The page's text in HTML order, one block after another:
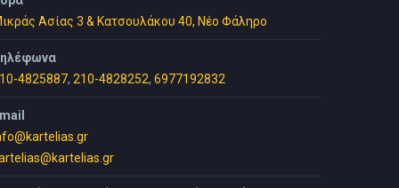
Ασίας 3 & Κατσουλάκου 40, Νέο Φάληρο
4825887, 210-4828252, 6977192832